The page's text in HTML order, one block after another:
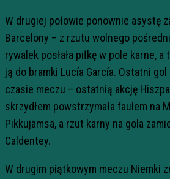
W drugiej połowie ponownie asystę
Barcelony – z rzutu wolnego
rywalek posłała piłkę w pole karne, a
ją do bramki Lucía García. Ostatni
czasie meczu – ostatnią akcję
skrzydłem powstrzymała faulem na
Pikkujämsä, a rzut karny na gola
Caldentey.
W drugim piątkowym meczu Niemki